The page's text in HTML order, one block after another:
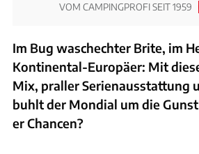
VOM CAMPINGPROFI SEIT 1959
Im Bug waschechter Brite, im
Kontinental-Europäer: Mit
Mix, praller Serienausstattung
buhlt der Mondial um die
er Chancen?